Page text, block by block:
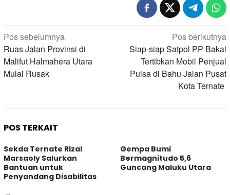
Navigasi
pos
Pos sebelumnya
Ruas Jalan Provinsi di
Malifut Halmahera Utara
Mulai Rusak
Pos berikutnya
Siap-siap Satpol PP Bakal
Tertibkan Mobil Penjual
Pulsa di Bahu Jalan Pusat
Kota Ternate
POS TERKAIT
Sekda Ternate Rizal
Marsaoly Salurkan
Bantuan untuk
Penyandang Disabilitas
Gempa Bumi
Bermagnitudo 5,6
Guncang Maluku Utara